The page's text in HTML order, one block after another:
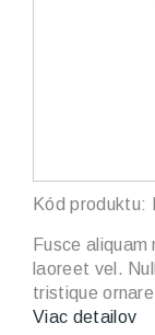
Kód produktu:
Fusce
laoreet vel.
tristique
Viac detailov